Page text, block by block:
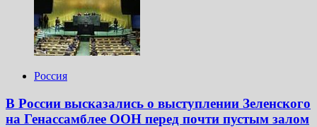
Россия
В России высказались о выступлении Зеленского
на Генассамблее ООН перед почти пустым залом